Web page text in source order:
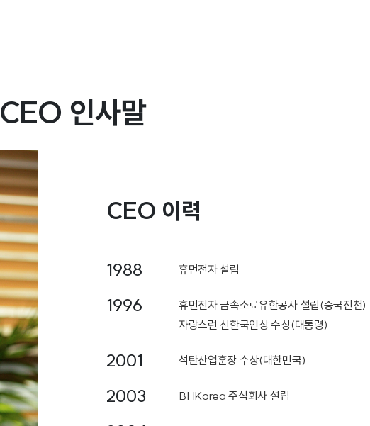
CEO 인사말
CEO 이력
1988 휴먼전자 설립
1996
휴먼전자 금속소료유한공사 설립(중국진천)
자랑스런 신한국인상 수상(대통령)
2001 석탄산업훈장 수상(대한민국)
2003 BHKorea 주식회사 설립